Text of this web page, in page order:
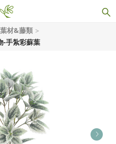
材&藤類
-手紮彩蘇葉